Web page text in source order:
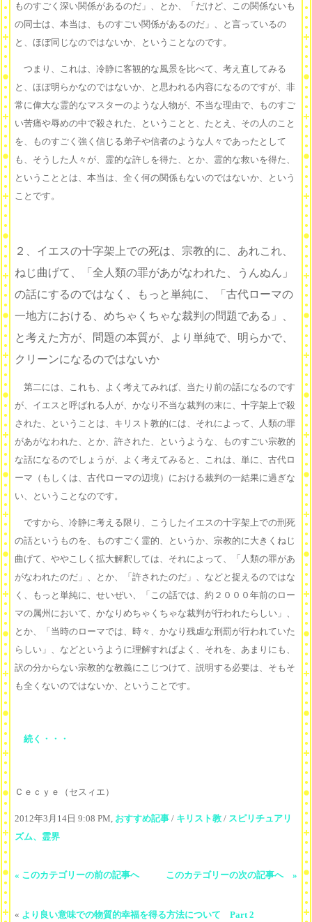
ものすごく深い関係があるのだ」、とか、「だけど、この関係ないも
の同士は、本当は、ものすごい関係があるのだ」、と言っているの
と、ほぼ同じなのではないか、ということなのです。
つまり、これは、冷静に客観的な風景を比べて、考え直してみる
と、ほぼ明らかなのではないか、と思われる内容になるのですが、非
常に偉大な霊的なマスターのような人物が、不当な理由で、ものすご
い苦痛や辱めの中で殺された、ということと、たとえ、その人のこと
を、ものすごく強く信じる弟子や信者のような人々であったとして
も、そうした人々が、霊的な許しを得た、とか、霊的な救いを得た、
ということとは、本当は、全く何の関係もないのではないか、という
ことです。
２、イエスの十字架上での死は、宗教的に、あれこれ、
ねじ曲げて、「全人類の罪があがなわれた、うんぬん」
の話にするのではなく、もっと単純に、「古代ローマの
一地方における、めちゃくちゃな裁判の問題である」、
と考えた方が、問題の本質が、より単純で、明らかで、
クリーンになるのではないか
第二には、これも、よく考えてみれば、当たり前の話になるのです
が、イエスと呼ばれる人が、かなり不当な裁判の末に、十字架上で殺
された、ということは、キリスト教的には、それによって、人類の罪
があがなわれた、とか、許された、というような、ものすごい宗教的
な話になるのでしょうが、よく考えてみると、これは、単に、古代ロ
ーマ（もしくは、古代ローマの辺境）における裁判の一結果に過ぎな
い、ということなのです。
ですから、冷静に考える限り、こうしたイエスの十字架上での刑死
の話というものを、ものすごく霊的、というか、宗教的に大きくねじ
曲げて、ややこしく拡大解釈しては、それによって、「人類の罪があ
がなわれたのだ」、とか、「許されたのだ」、などと捉えるのではな
く、もっと単純に、せいぜい、「この話では、約２０００年前のロー
マの属州において、かなりめちゃくちゃな裁判が行われたらしい」、
とか、「当時のローマでは、時々、かなり残虐な刑罰が行われていた
らしい」、などというように理解すればよく、それを、あまりにも、
訳の分からない宗教的な教義にこじつけて、説明する必要は、そもそ
も全くないのではないか、ということです。
続く・・・
Ｃｅｃｙｅ（セスィエ）
2012年3月14日 9:08 PM, おすすめ記事 / キリスト教 / スピリチュアリ
ズム、霊界
« このカテゴリーの前の記事へ このカテゴリーの次の記事へ »
« より良い意味での物質的幸福を得る方法について Part 2